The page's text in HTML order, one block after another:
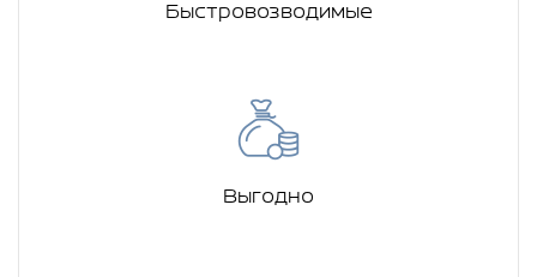
Быстровозводимые
Выгодно